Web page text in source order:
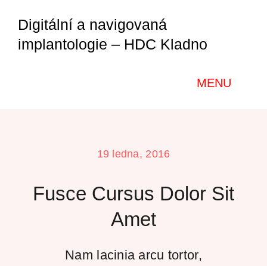
obsah
Digitální a navigovaná
implantologie – HDC Kladno
MENU
19 ledna, 2016
Fusce Cursus Dolor Sit
Amet
Nam lacinia arcu tortor,